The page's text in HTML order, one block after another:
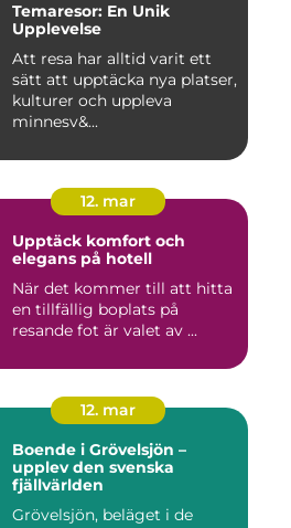
Temaresor: En Unik
Upplevelse
Att resa har alltid varit ett
sätt att upptäcka nya platser,
kulturer och uppleva
minnesv&...
12. mar
Upptäck komfort och
elegans på hotell
När det kommer till att hitta
en tillfällig boplats på
resande fot är valet av ...
12. mar
Boende i Grövelsjön –
upplev den svenska
fjällvärlden
Grövelsjön, beläget i de